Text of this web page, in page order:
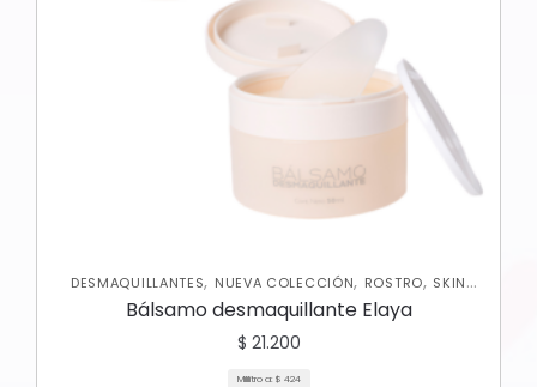
DESMAQUILLANTES, NUEVA COLECCIÓN, ROSTRO, SKIN
CARE FACIAL
Bálsamo desmaquillante Elaya
$ 21.200
Mililitro a: $ 424